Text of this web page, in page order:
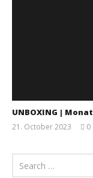
UNBOXING |
21. October 2023
0